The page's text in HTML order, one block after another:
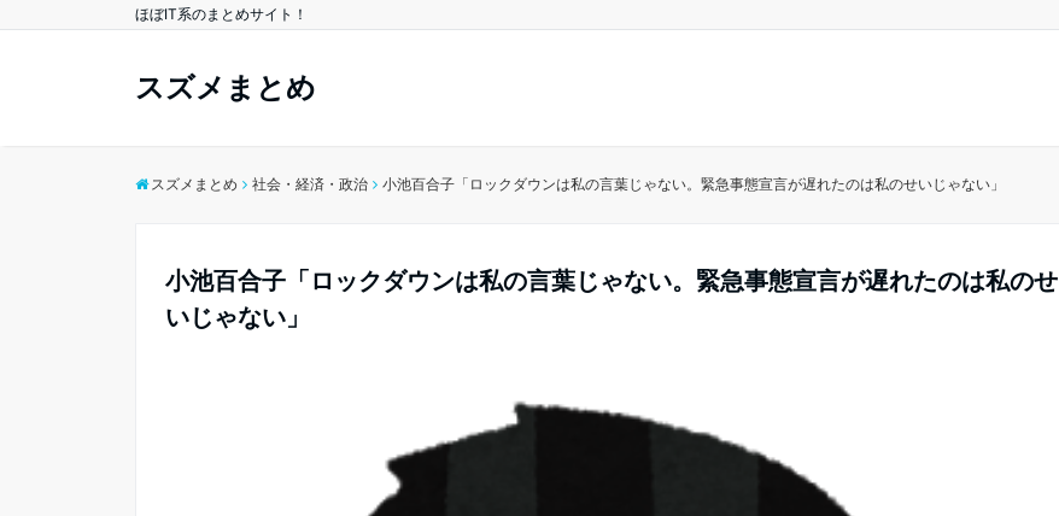
ほぼIT系のまとめサイト！
スズメまとめ
スズメまとめ 社会・経済・政治 小池百合子「ロックダウンは私の言葉じゃない。緊急事態宣言が遅れたのは私のせいじゃない」
小池百合子「ロックダウンは私の言葉じゃない。緊急事態宣言が遅れたのは私のせ
いじゃない」